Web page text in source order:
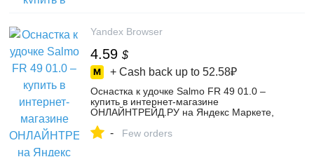
Yandex Browser
4.59 $
+ Cash back up to 52.58₽
Оснастка к удочке Salmo FR 49 01.0 –
купить в интернет-магазине
ОНЛАЙНТРЕЙД.РУ на Яндекс Маркете,
- Few orders